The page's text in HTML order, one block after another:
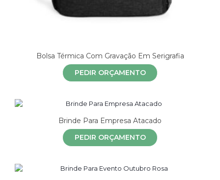
Bolsa Térmica Com Gravação Em Serigrafia
PEDIR ORÇAMENTO
Brinde Para Empresa Atacado
PEDIR ORÇAMENTO